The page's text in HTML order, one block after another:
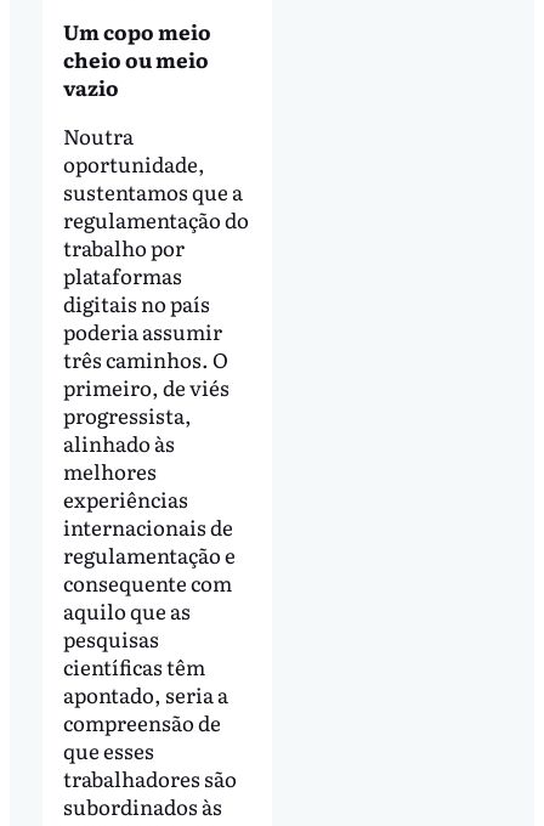
Um copo meio
cheio ou meio
vazio
Noutra
oportunidade,
sustentamos que a
regulamentação do
trabalho por
plataformas
digitais no país
poderia assumir
três caminhos. O
primeiro, de viés
progressista,
alinhado às
melhores
experiências
internacionais de
regulamentação e
consequente com
aquilo que as
pesquisas
científicas têm
apontado, seria a
compreensão de
que esses
trabalhadores são
subordinados às